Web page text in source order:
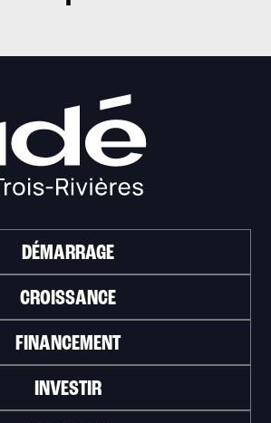
DÉMARRAGE
CROISSANCE
FINANCEMENT
INVESTIR